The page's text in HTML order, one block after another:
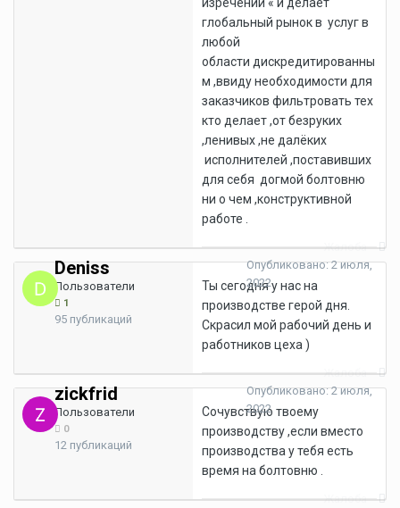
глобальный рынок в услуг в
любой
области дискредитированны
м ,ввиду необходимости для
заказчиков фильтровать тех
кто делает ,от безруких
,ленивых ,не далёких
исполнителей ,поставивших
для себя догмой болтовню
ни о чем ,конструктивной
работе .
Deniss
Пользователи
1
95 публикаций
Жалоба
Опубликовано:2 июля,
2022
Ты сегодня у нас на
производстве герой дня.
Скрасил мой рабочий день и
работников цеха )
zickfrid
Пользователи
0
12 публикаций
Жалоба
Опубликовано:2 июля,
2022
Сочувствую твоему
производству ,если вместо
производства у тебя есть
время на болтовню .
Жалоба